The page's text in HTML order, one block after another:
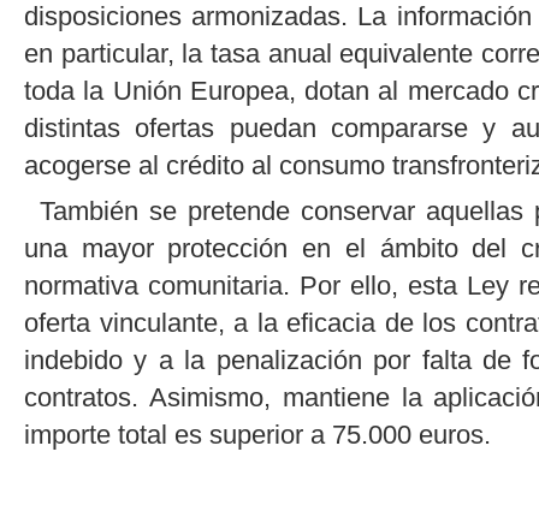
disposiciones armonizadas. La
en particular, la tasa anual equivalente
toda la Unión Europea, dotan al mercado
distintas ofertas puedan compararse y
acogerse al crédito al consumo
También se pretende conservar
una mayor protección en el ámbito del
normativa comunitaria. Por ello, esta Ley
oferta vinculante, a la eficacia de los
indebido y a la penalización por falta de
contratos. Asimismo, mantiene la
importe total es superior a 75.000 euros.